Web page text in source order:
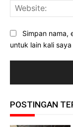
Simpan nama,
untuk lain kali
POSTINGAN